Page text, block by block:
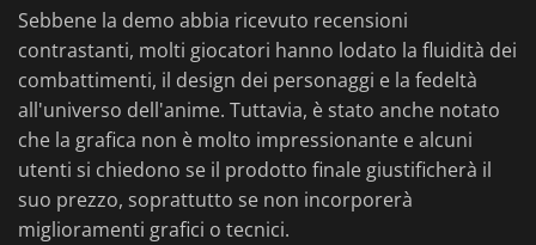
Sebbene la demo abbia ricevuto recensioni
contrastanti, molti giocatori hanno lodato la fluidità dei
combattimenti, il design dei personaggi e la fedeltà
all'universo dell'anime. Tuttavia, è stato anche notato
che la grafica non è molto impressionante e alcuni
utenti si chiedono se il prodotto finale giustificherà il
suo prezzo, soprattutto se non incorporerà
miglioramenti grafici o tecnici.